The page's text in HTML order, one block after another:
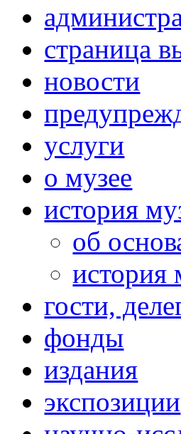
страница
новости
услуги
о музее
история
об
история
гости,
фонды
издания
экспозиции